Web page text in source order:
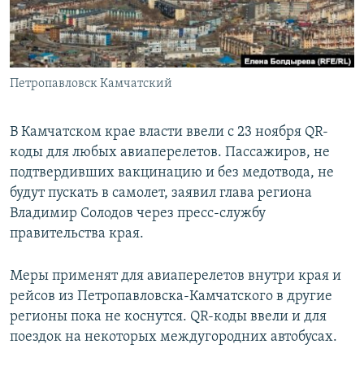
СОЦИАЛЬНЫЕ СЕТИ
Все сайты РСЕ/РС
Петропавловск Камчатский
В Камчатском крае власти ввели с 23 ноября QR-
коды для любых авиаперелетов. Пассажиров, не
подтвердивших вакцинацию и без медотвода, не
будут пускать в самолет, заявил глава региона
Владимир Солодов через пресс-службу
правительства края.
Меры применят для авиаперелетов внутри края и
рейсов из Петропавловска-Камчатского в другие
регионы пока не коснутся. QR-коды ввели и для
поездок на некоторых междугородних автобусах.